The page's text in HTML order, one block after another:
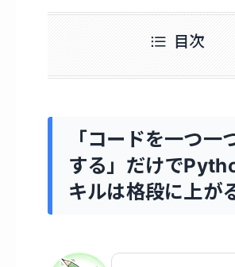
目次
「コードを一つ一
する」だけで
キルは格段に上が